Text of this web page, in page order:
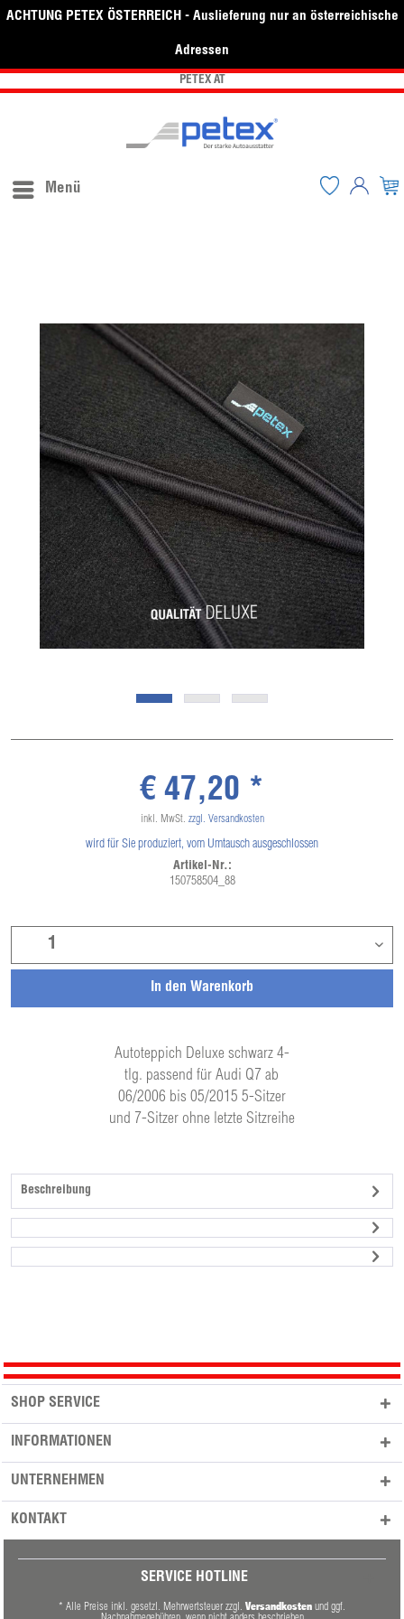
ACHTUNG PETEX ÖSTERREICH - Auslieferung nur an österreichische
Adressen
PETEX AT
Menü
Autoteppich Deluxe schwarz 4-
tlg. passend für Audi Q7 ab
06/2006 bis 05/2015 5-Sitzer
und 7-Sitzer ohne letzte Sitzreihe
In den Warenkorb
€ 47,20 *
inkl. MwSt. zzgl. Versandkosten
wird für Sie produziert, vom Umtausch ausgeschlossen
Artikel-Nr.:
150758504_88
Beschreibung
SHOP SERVICE
INFORMATIONEN
UNTERNEHMEN
KONTAKT
SERVICE HOTLINE
* Alle Preise inkl. gesetzl. Mehrwertsteuer zzgl. Versandkosten und ggf.